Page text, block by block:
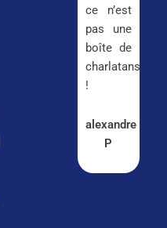
ce n’est
pas une
boîte de
charlatans
!
alexandre
P